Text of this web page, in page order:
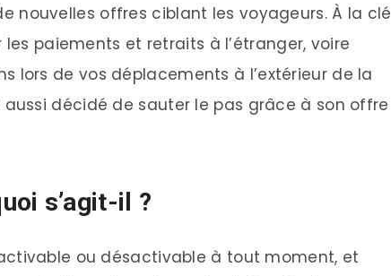
nouvelles offres ciblant les voyageurs. À la clé
paiements et retraits à l’étranger, voire
lors de vos déplacements à l’extérieur de la
aussi décidé de sauter le pas grâce à son offre
s’agit-il ?
ou désactivable à tout moment, et